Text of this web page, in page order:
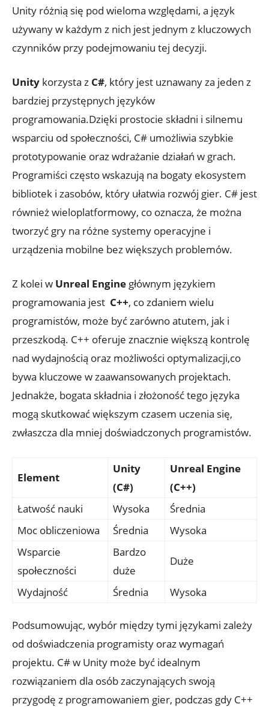
Unity różnią się pod wieloma względami, a język
używany w każdym ​z nich jest jednym z ⁣kluczowych
czynników ‌przy⁢ podejmowaniu ‌tej decyzji.
Unity korzysta z C#, który jest ⁣uznawany za jeden⁣ z
bardziej przystępnych języków
⁤programowania.Dzięki prostocie składni i silnemu
wsparciu od społeczności, C# umożliwia ​szybkie
prototypowanie oraz ⁤wdrażanie⁤ działań ‌w grach. ​
Programiści często wskazują​ na⁤ bogaty ekosystem
bibliotek i zasobów, który ‍ułatwia ‍rozwój⁣ gier. C# jest
również ⁤wieloplatformowy, co oznacza, że można
‍tworzyć⁤ gry na różne systemy ​operacyjne i ​
urządzenia ‌mobilne ​bez większych problemów.
Z kolei w‍ Unreal​ Engine głównym językiem ​
programowania ​jest ⁤ C++, co zdaniem wielu
programistów, może być⁢ zarówno atutem, ‌jak i
przeszkodą. C++ oferuje znacznie większą ⁤kontrolę
nad wydajnością oraz możliwości ⁤optymalizacji,co
bywa kluczowe w zaawansowanych projektach.‍
Jednakże, bogata składnia i‌ złożoność tego języka​
mogą skutkować ⁢większym czasem uczenia się,
zwłaszcza dla mniej doświadczonych programistów.
Element
Unity
(C#)
Unreal Engine
(C++)
Łatwość nauki
Wysoka
Średnia
Moc obliczeniowa
Średnia
Wysoka
Wsparcie
społeczności
Bardzo
duże
Duże
Wydajność Średnia Wysoka
Podsumowując, wybór między tymi językami zależy
od⁣ doświadczenia programisty oraz ⁣wymagań
projektu. C# ​w Unity może być idealnym
rozwiązaniem dla osób zaczynających swoją
przygodę z⁢ programowaniem gier, podczas gdy C++